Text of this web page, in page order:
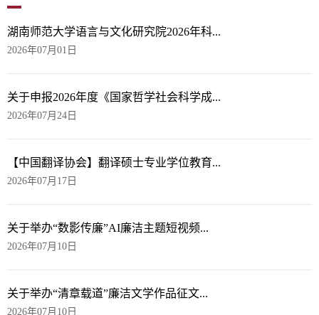
湖南师范大学语言与文化研究院2026年科...
2026年07月01日
关于申报2026年度《国家哲学社会科学成...
2026年07月24日
【中国翻译协会】翻译硕士专业学位教育...
2026年07月17日
关于举办“数影传廉”AI廉洁主题短视频...
2026年07月10日
关于举办“清章载道”廉洁文学作品征文...
2026年07月10日